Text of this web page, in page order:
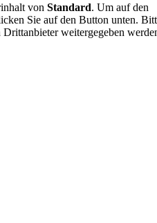
von Standard. Um auf den
Sie auf den Button unten.
Drittanbieter weitergegeben